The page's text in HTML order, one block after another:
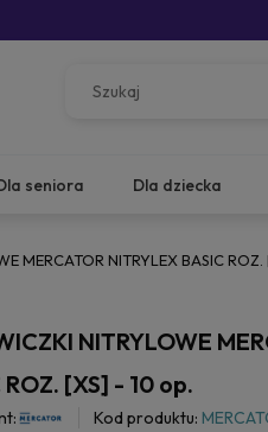
seniora Dla dziecka
MERCATOR NITRYLEX BASIC ROZ.
NITRYLOWE
ROZ. [XS] - 10 op.
Kod produktu: